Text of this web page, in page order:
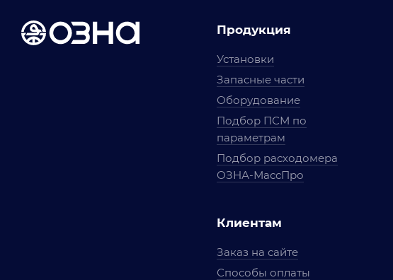
Продукция
Установки
Запасные части
Оборудование
Подбор ПСМ по
параметрам
Подбор расходомера
ОЗНА-МассПро
Клиентам
Заказ на сайте
Способы оплаты